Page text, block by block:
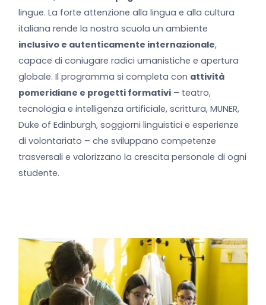
lingue. La forte attenzione alla lingua e alla cultura
italiana rende la nostra scuola un ambiente
inclusivo e autenticamente internazionale,
capace di coniugare radici umanistiche e apertura
globale. Il programma si completa con attività
pomeridiane e progetti formativi – teatro,
tecnologia e intelligenza artificiale, scrittura, MUNER,
Duke of Edinburgh, soggiorni linguistici e esperienze
di volontariato – che sviluppano competenze
trasversali e valorizzano la crescita personale di ogni
studente.